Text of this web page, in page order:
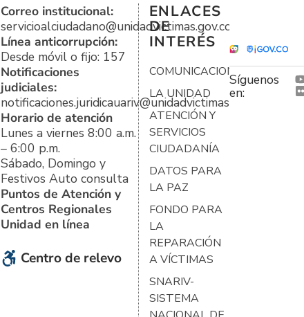
Correo institucional:
servicioalciudadano@unidadvictimas.gov.co
Línea anticorrupción:
Desde móvil o fijo: 157
Notificaciones
judiciales:
notificaciones.juridicauariv@unidadvictimas.gov.co
Horario de atención
Lunes a viernes 8:00 a.m.
– 6:00 p.m.
Sábado, Domingo y
Festivos Auto consulta
Puntos de Atención y
Centros Regionales
Unidad en línea
Centro de relevo
ENLACES
DE
INTERÉS
COMUNICACIONES
LA UNIDAD
ATENCIÓN Y
SERVICIOS
CIUDADANÍA
DATOS PARA
LA PAZ
FONDO PARA
LA
REPARACIÓN
A VÍCTIMAS
SNARIV-
SISTEMA
Síguenos
en: